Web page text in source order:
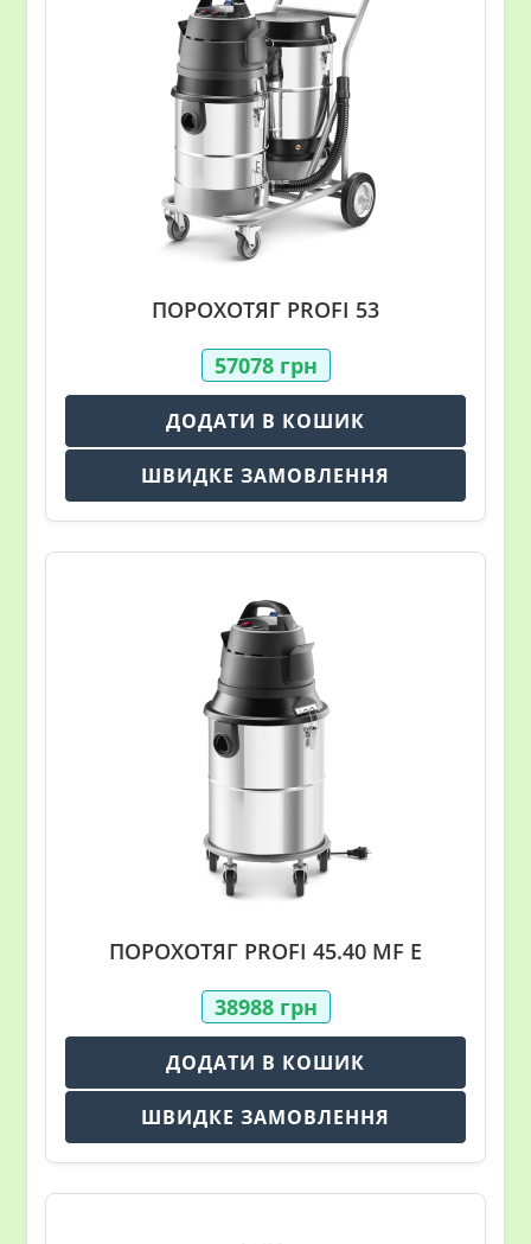
ПОРОХОТЯГ PROFI 53
57078 грн
ДОДАТИ В КОШИК
ШВИДКЕ ЗАМОВЛЕННЯ
ПОРОХОТЯГ PROFI 45.40 MF E
38988 грн
ДОДАТИ В КОШИК
ШВИДКЕ ЗАМОВЛЕННЯ